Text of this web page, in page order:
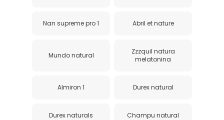
Nan supreme pro 1 Abril et nature
Mundo natural
Zzzquil natura
melatonina
Almiron 1 Durex natural
Durex naturals Champu natural